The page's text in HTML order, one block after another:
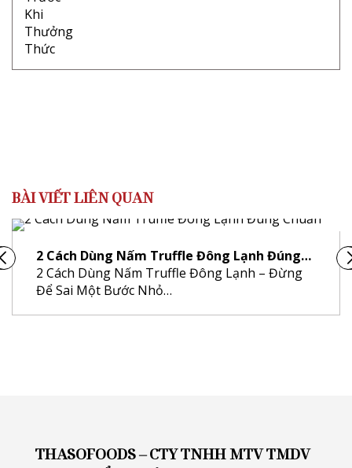
BÀI VIẾT LIÊN QUAN
2 Cách Dùng Nấm Truffle Đông Lạnh Đúng…
2 Cách Dùng Nấm Truffle Đông Lạnh – Đừng
Để Sai Một Bước Nhỏ…
THASOFOODS – CTY TNHH MTV TMDV